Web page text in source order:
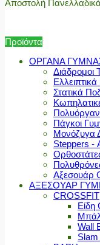
Αποστολή
Προϊόντα
ΟΡΓΑΝΑ
Διάδρομοι
Στατικά
Πάγκοι
Μονόζυγα
Steppers -
Αξεσουάρ
ΑΞΕΣΟΥΑΡ
CROSSFIT
Είδη
Wall